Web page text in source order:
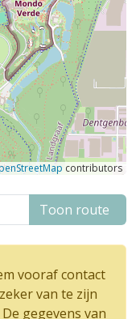
contributors
Toon route
vooraf contact
van te zijn
gegevens van